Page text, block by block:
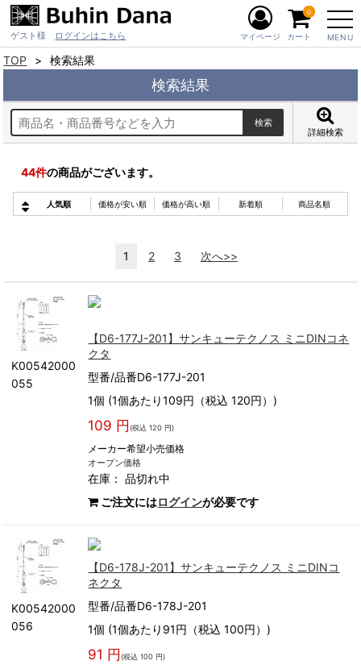
ゲスト様 ログインはこちら MENU
マイページ カート
0
TOP 検索結果
検索結果
詳細検索
44件の商品がございます。
人気順 価格が安い順 価格が高い順 新着順 商品名順
1 2 3 次へ>>
K00542000
055
【D6-177J-201】サンキューテクノス ミニDINコネ
クタ
型番/品番D6-177J-201
1個 (1個あたり109円（税込 120円）)
109 円 (税込 120 円)
メーカー希望小売価格
オープン価格
在庫：品切れ中
ご注文にはログインが必要です
K00542000
056
【D6-178J-201】サンキューテクノス ミニDINコ
ネクタ
型番/品番D6-178J-201
1個 (1個あたり91円（税込 100円）)
91 円 (税込 100 円)